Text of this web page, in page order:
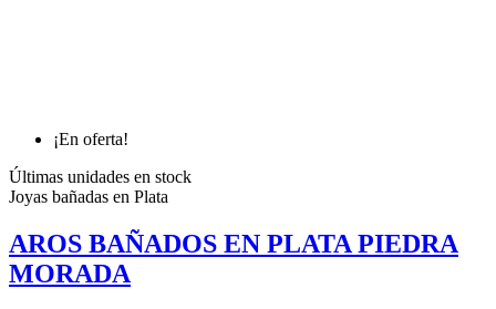
¡En oferta!
Últimas unidades en stock
Joyas bañadas en Plata
AROS BAÑADOS EN PLATA PIEDRA
MORADA